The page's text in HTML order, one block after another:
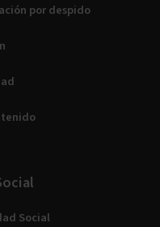
por despido
Social